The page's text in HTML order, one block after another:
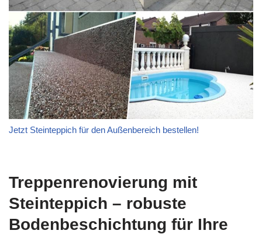
Jetzt Steinteppich für den Außenbereich bestellen!
Treppenrenovierung mit
Steinteppich – robuste
Bodenbeschichtung für Ihre